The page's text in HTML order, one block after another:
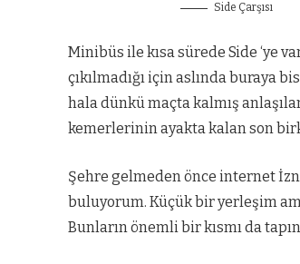
Side Çarşısı
Minibüs ile kısa sürede Side ‘ye
çıkılmadığı için aslında buraya
hala dünkü maçta kalmış
kemerlerinin ayakta kalan son
Şehre gelmeden önce internet
buluyorum. Küçük bir yerleşim
Bunların önemli bir kısmı da